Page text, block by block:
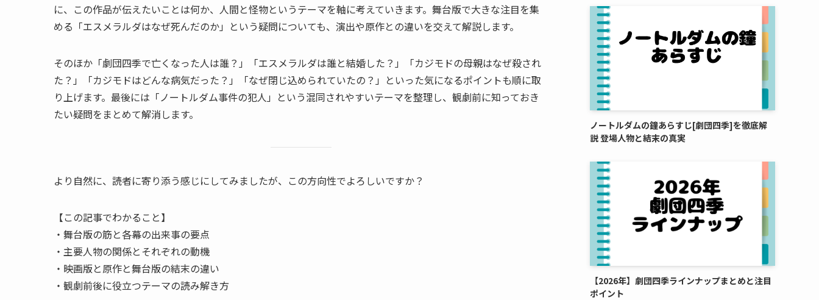
に、この作品が伝えたいことは何か、人間と怪物というテーマを軸に考えていきます。舞台版で大きな注目を集
める「エスメラルダはなぜ死んだのか」という疑問についても、演出や原作との違いを交えて解説します。
そのほか「劇団四季で亡くなった人は誰？」「エスメラルダは誰と結婚した？」「カジモドの母親はなぜ殺され
た？」「カジモドはどんな病気だった？」「なぜ閉じ込められていたの？」といった気になるポイントも順に取
り上げます。最後には「ノートルダム事件の犯人」という混同されやすいテーマを整理し、観劇前に知っておき
たい疑問をまとめて解消します。
より自然に、読者に寄り添う感じにしてみましたが、この方向性でよろしいですか？
【この記事でわかること】
・舞台版の筋と各幕の出来事の要点
・主要人物の関係とそれぞれの動機
・映画版と原作と舞台版の結末の違い
・観劇前後に役立つテーマの読み解き方
ノートルダムの鐘あらすじ[劇団四季]を徹底解
説 登場人物と結末の真実
【2026年】劇団四季ラインナップまとめと注目
ポイント